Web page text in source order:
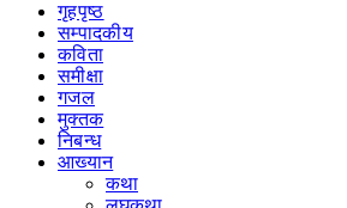
गृहपृष्‍ठ
सम्पादकीय
कविता
समीक्षा
गजल
मुक्तक
निबन्ध
आख्यान
कथा